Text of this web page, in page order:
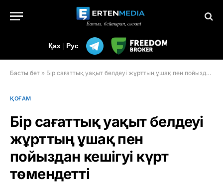
Қаз | Рус
Басты бет » Бір сағаттық уақыт белдеуі жұрттың ұшақ пен пойыздан кешігуі күрт төмендетті
ҚОҒАМ
Бір сағаттық уақыт белдеуі
жұрттың ұшақ пен
пойыздан кешігуі күрт
төмендетті